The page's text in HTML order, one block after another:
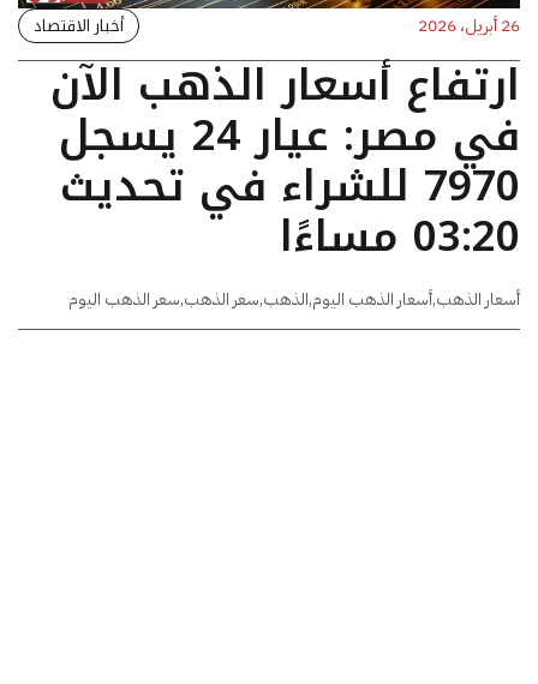
26 أبريل، 2026 أخبار الاقتصاد
ارتفاع أسعار الذهب الآن
في مصر: عيار 24 يسجل
7970 للشراء في تحديث
03:20 مساءًا
أسعار الذهب,أسعار الذهب اليوم,الذهب,سعر الذهب,سعر الذهب اليوم